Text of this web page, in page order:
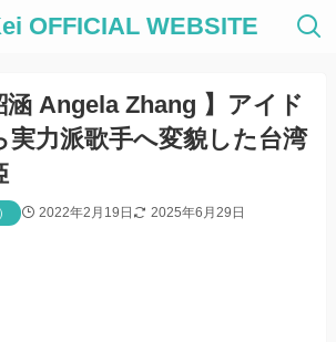
OFFICIAL WEBSITE
涵 Angela Zhang 】アイド
実力派歌手へ変貌した台湾
2022年2月19日 2025年6月29日